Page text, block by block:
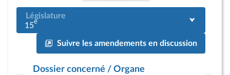
Législature
15e
Suivre les amendements en discussion
Dossier concerné / Organe